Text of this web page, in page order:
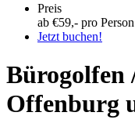
Preis
ab €59,- pro Person
Jetzt buchen!
Bürogolfen
Offenburg